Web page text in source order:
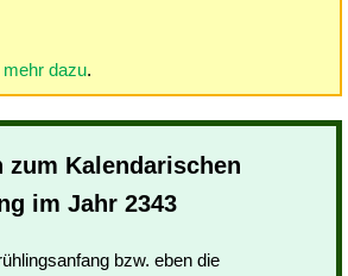
mehr dazu.
zum Kalendarischen
im Jahr 2343
bzw. eben die